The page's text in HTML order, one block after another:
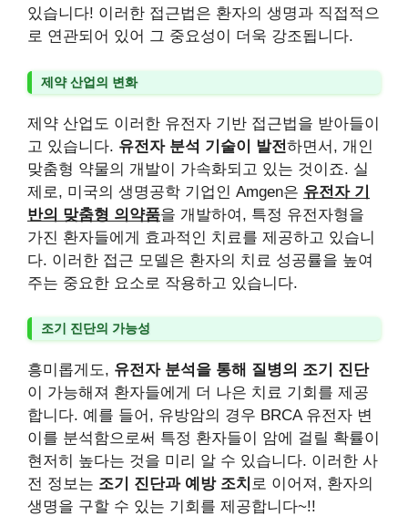
있습니다! 이러한 접근법은 환자의 생명과 직접적으
로 연관되어 있어 그 중요성이 더욱 강조됩니다.
제약 산업의 변화
제약 산업도 이러한 유전자 기반 접근법을 받아들이
고 있습니다. 유전자 분석 기술이 발전하면서, 개인
맞춤형 약물의 개발이 가속화되고 있는 것이죠. 실
제로, 미국의 생명공학 기업인 Amgen은 유전자 기
반의 맞춤형 의약품을 개발하여, 특정 유전자형을
가진 환자들에게 효과적인 치료를 제공하고 있습니
다. 이러한 접근 모델은 환자의 치료 성공률을 높여
주는 중요한 요소로 작용하고 있습니다.
조기 진단의 가능성
흥미롭게도, 유전자 분석을 통해 질병의 조기 진단
이 가능해져 환자들에게 더 나은 치료 기회를 제공
합니다. 예를 들어, 유방암의 경우 BRCA 유전자 변
이를 분석함으로써 특정 환자들이 암에 걸릴 확률이
현저히 높다는 것을 미리 알 수 있습니다. 이러한 사
전 정보는 조기 진단과 예방 조치 로 이어져, 환자의
생명을 구할 수 있는 기회를 제공합니다~!!